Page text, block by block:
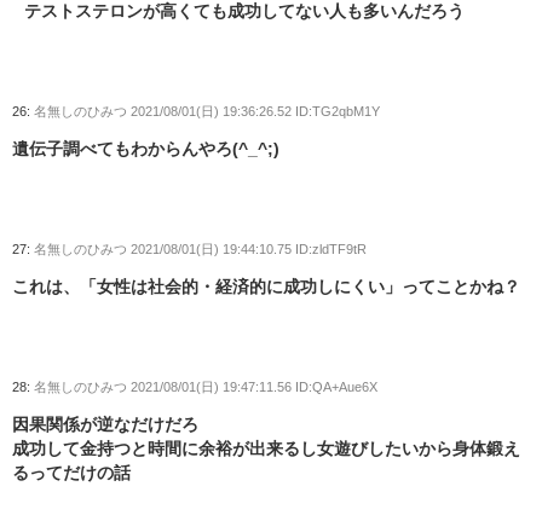
テストステロンが高くても成功してない人も多いんだろう
26: 名無しのひみつ 2021/08/01(日) 19:36:26.52 ID:TG2qbM1Y
遺伝子調べてもわからんやろ(^_^;)
27: 名無しのひみつ 2021/08/01(日) 19:44:10.75 ID:zldTF9tR
これは、「女性は社会的・経済的に成功しにくい」ってことかね？
28: 名無しのひみつ 2021/08/01(日) 19:47:11.56 ID:QA+Aue6X
因果関係が逆なだけだろ
成功して金持つと時間に余裕が出来るし女遊びしたいから身体鍛え
るってだけの話